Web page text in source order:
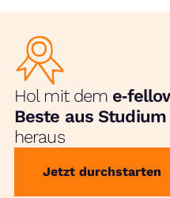
Hol mit dem
Beste aus
heraus
Jetzt durchstarten